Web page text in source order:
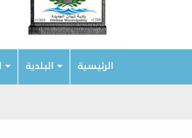
الرئيسية البلدية